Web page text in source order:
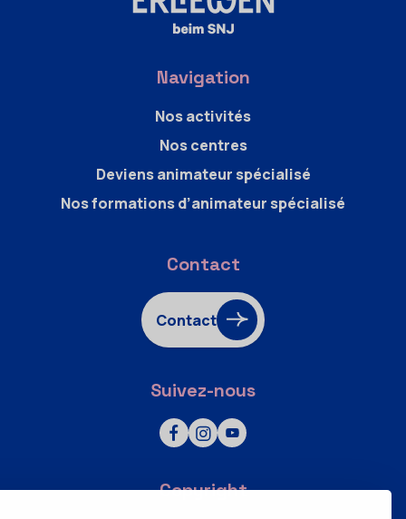
Navigation
Nos activités
Nos centres
Deviens animateur spécialisé
Nos formations d’animateur spécialisé
Contact
Contact
Suivez-nous
Copyright